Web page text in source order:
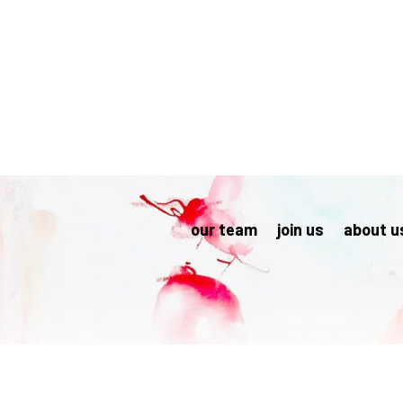
our team join us about